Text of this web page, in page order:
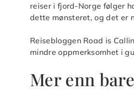
reiser i fjord-Norge følger
dette mønsteret, og det er
Reisebloggen Road is
mindre oppmerksomhet i
Mer enn